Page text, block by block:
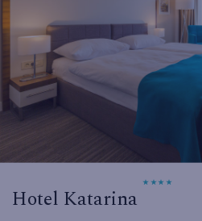
Hotel Katarina